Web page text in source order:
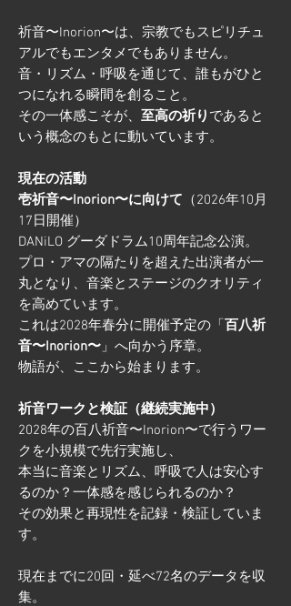
祈音〜Inorion〜は、宗教でもスピリチュ
アルでもエンタメでもありません。
音・リズム・呼吸を通じて、誰もがひと
つになれる瞬間を創ること。
その一体感こそが、 至高の祈り であると
いう概念のもとに動いています。
現在の活動
壱祈音〜Inorion〜に向けて （2026年10月
17日開催）
DANiLO グーダドラム10周年記念公演。
プロ・アマの隔たりを超えた出演者が一
丸となり、音楽とステージのクオリティ
を高めています。
これは2028年春分に開催予定の「 百八祈
音〜Inorion〜」へ向かう序章。
物語が、ここから始まります。
祈音ワークと検証（継続実施中）
2028年の百八祈音〜Inorion〜で行うワー
クを小規模で先行実施し、
本当に音楽とリズム、呼吸で人は安心す
るのか？一体感を感じられるのか？
その効果と再現性を記録・検証していま
す。
現在までに20回・延べ72名のデータを収
集。